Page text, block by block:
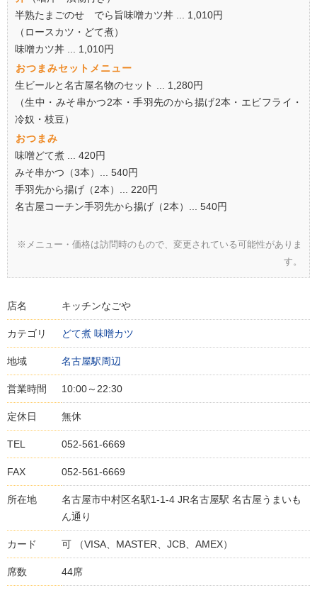
半熟たまごのせ でら旨味噌カツ丼 ... 1,010円
（ロースカツ・どて煮）
味噌カツ丼 ... 1,010円
おつまみセットメニュー
生ビールと名古屋名物のセット ... 1,280円
（生中・みそ串かつ2本・手羽先のから揚げ2本・エビフライ・
冷奴・枝豆）
おつまみ
味噌どて煮 ... 420円
みそ串かつ（3本）... 540円
手羽先から揚げ（2本）... 220円
名古屋コーチン手羽先から揚げ（2本）... 540円
※メニュー・価格は訪問時のもので、変更されている可能性がありま
す。
店名 キッチンなごや
カテゴリ どて煮 味噌カツ
地域 名古屋駅周辺
営業時間 10:00～22:30
定休日 無休
TEL 052-561-6669
FAX 052-561-6669
所在地
名古屋市中村区名駅1-1-4 JR名古屋駅 名古屋うまいも
ん通り
カード 可 （VISA、MASTER、JCB、AMEX）
席数 44席